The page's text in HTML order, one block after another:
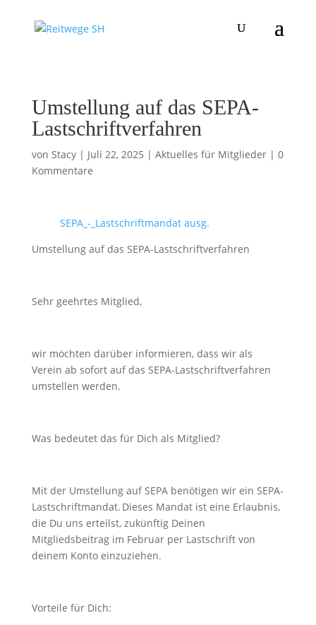
Umstellung auf das SEPA-
Lastschriftverfahren
von Stacy| Juli 22, 2025 | Aktuelles für Mitglieder| 0
Kommentare
SEPA_-_Lastschriftmandat ausg.
Umstellung auf das SEPA-Lastschriftverfahren
Sehr geehrtes Mitglied,
wir möchten darüber informieren, dass wir als
Verein ab sofort auf das SEPA-Lastschriftverfahren
umstellen werden.
Was bedeutet das für Dich als Mitglied?
Mit der Umstellung auf SEPA benötigen wir ein SEPA-
Lastschriftmandat. Dieses Mandat ist eine Erlaubnis,
die Du uns erteilst, zukünftig Deinen
Mitgliedsbeitrag im Februar per Lastschrift von
deinem Konto einzuziehen.
Vorteile für Dich: